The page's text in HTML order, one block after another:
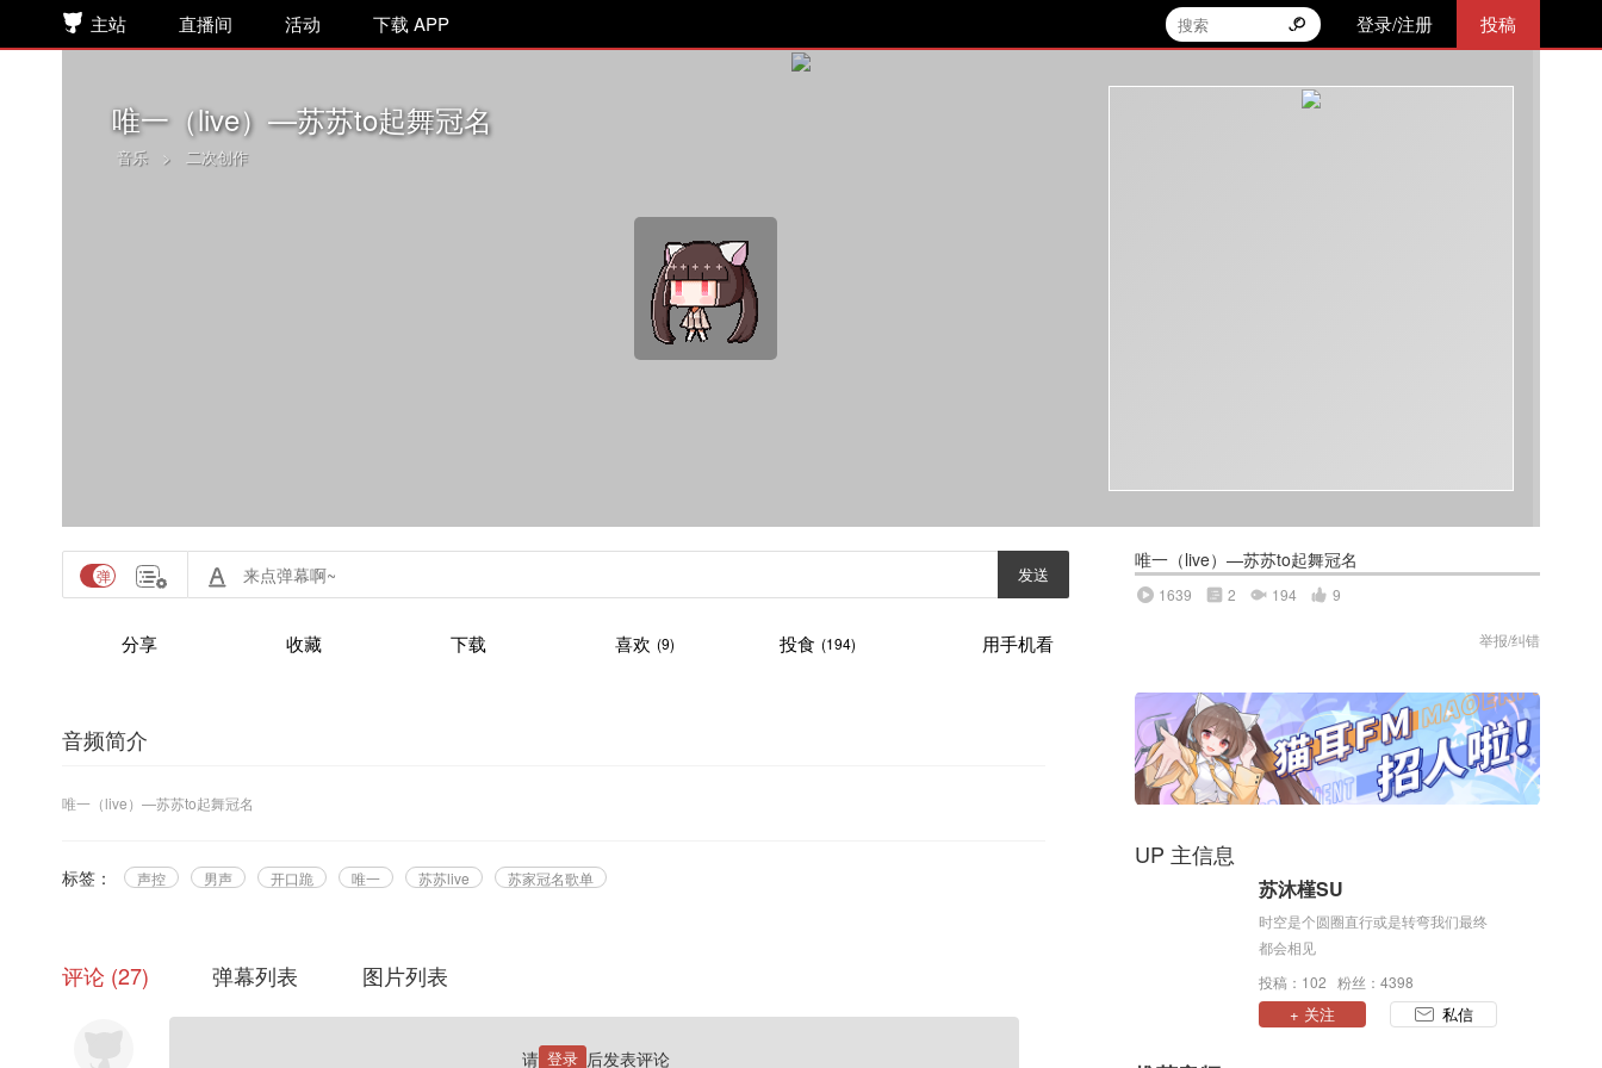
主站 直播间 活动 下载 APP 登录/注册 投稿
唯一（live）—苏苏to起舞冠名
音乐 > 二次创作
发送
分享 收藏 下载 喜欢 (9) 投食 (194) 用手机看
唯一（live）—苏苏to起舞冠名
1639 2 194 9
举报/纠错
音频简介
唯一（live）—苏苏to起舞冠名
标签： 声控 男声 开口跪 唯一 苏苏live 苏家冠名歌单
评论 27 弹幕列表 图片列表
请 登录 后发表评论
UP 主信息
苏沐槿SU
时空是个圆圈直行或是转弯我们最终
都会相见
投稿：102 粉丝：4398
+ 关注 私信